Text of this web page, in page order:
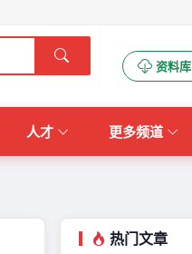
资料库
人才 更多频道
热门文章